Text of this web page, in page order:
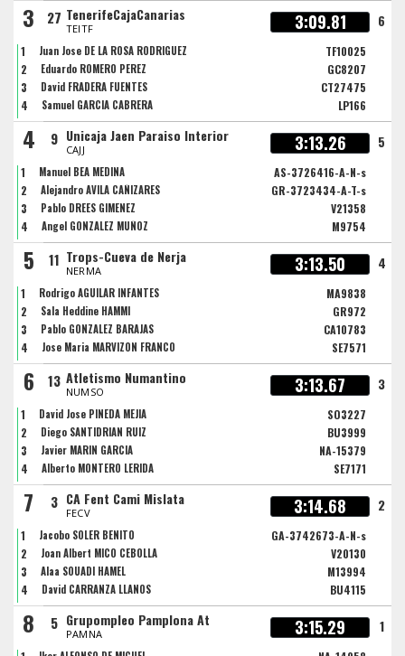
3 27 TenerifeCajaCanarias
TEITF 3:09.81 6
1 Juan Jose DE LA ROSA RODRIGUEZ
TF10025
2
Eduardo ROMERO PEREZ
GC8207
3
David FRADERA FUENTES
CT27475
4
Samuel GARCIA CABRERA LP166
4 9 Unicaja Jaen Paraiso Interior
CAJJ 3:13.26 5
1 Manuel BEA MEDINA
AS-3726416-A-N-s
2
Alejandro AVILA CAÑIZARES
GR-3723434-A-T-s
3
Pablo DREES GIMENEZ
V21358
4
Angel GONZALEZ MUÑOZ M9754
5 11 Trops-Cueva de Nerja
NERMA 3:13.50 4
1 Rodrigo AGUILAR INFANTES
MA9838
2
Sala Heddine HAMMI
GR972
3
Pablo GONZALEZ BARAJAS
CA10783
4
Jose Maria MARVIZON FRANCO SE7571
6 13 Atletismo Numantino
NUMSO 3:13.67 3
1 David Jose PINEDA MEJIA
SO3227
2
Diego SANTIDRIAN RUIZ
BU3999
3
Javier MARIN GARCIA
NA-15379
4
Alberto MONTERO LERIDA SE7171
7 3 CA Fent Cami Mislata
FECV 3:14.68 2
1 Jacobo SOLER BENITO
GA-3742673-A-N-s
2
Joan Albert MICO CEBOLLA
V20130
3
Alaa SOUADI HAMEL
M13994
4
David CARRANZA LLANOS BU4115
8 5 Grupompleo Pamplona At
PAMNA 3:15.29 1